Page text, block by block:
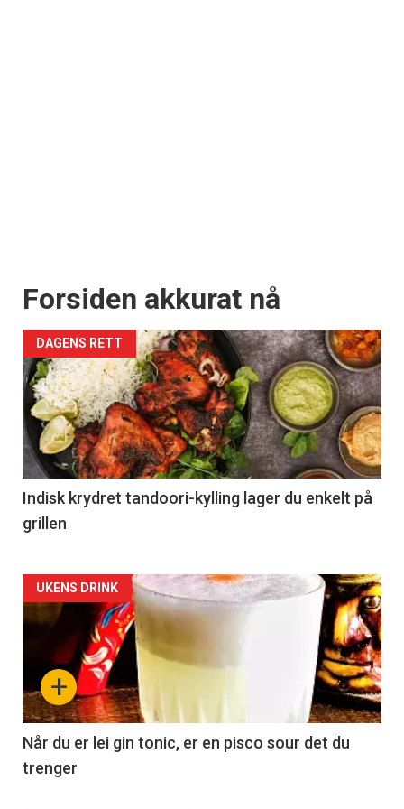
Forsiden akkurat nå
DAGENS RETT
Indisk krydret tandoori-kylling lager du enkelt på
grillen
Forsiden
akkurat
nå
-
2
+
UKENS DRINK
Når du er lei gin tonic, er en pisco sour det du
trenger